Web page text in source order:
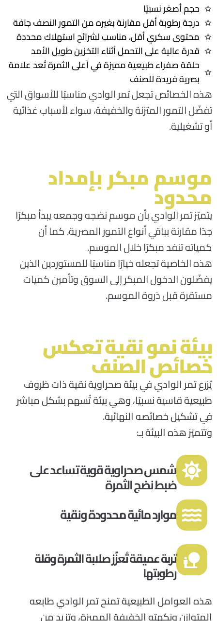
حجم أصغر نسبيًا
درجة رطوبة أقل مقارنة بغيره من التمور النصف جافة
محتوى سكري أقل، مناسب لشرائح استهلاك محددة
قدرة عالية على التحمل أثناء التخزين طويل الأمد
حلقة صفراء طبيعية مميزة في أعلى الثمرة تُعد علامة
بصرية فريدة للصنف
هذه الخصائص تجعل تمر الوادي مناسبًا للأسواق التي
تفضّل التمور المتزنة والخفيفة، سواء لأسباب غذائية
أو تشغيلية.
موسم مبكر بإمداد
محدود
يتميّز تمر الوادي بأنموسم نضجه وجمعه يبدأ مبكرًا
جدًا مقارنة بباقي أنواع التمور المصرية، كما أن
كمياتهتنفد مبكرًا خلال الموسم.
هذه الخاصية تجعله خيارًا مناسبًا للمستوردين الذين
يفضّلونالدخول المبكر إلى السوقوتأمين كميات
مستقرة قبل ذروة الموسم.
بيئة نمو نقية تعكس
خصائص الصنف
يُزرع تمر الوادي في بيئة صحراوية نقية ذات ظروف
طبيعية قاسية نسبيًا، وهي بيئة تُسهم بشكل مباشر
في تشكيل خصائصه النهائية.
وتتميّز هذه البيئة بـ:
شمس صحراوية قوية تساعد على
ضبط نضج الثمرة
موارد مائية محدودة ونقية
تربة عميقة تُعزّز صلابة الثمرة وقلة
رطوبتها
هذه العوامل الطبيعية تمنح تمر الوادي طابعه
المتوازن ونكهته الخفيفة المميزة، وتزيد من